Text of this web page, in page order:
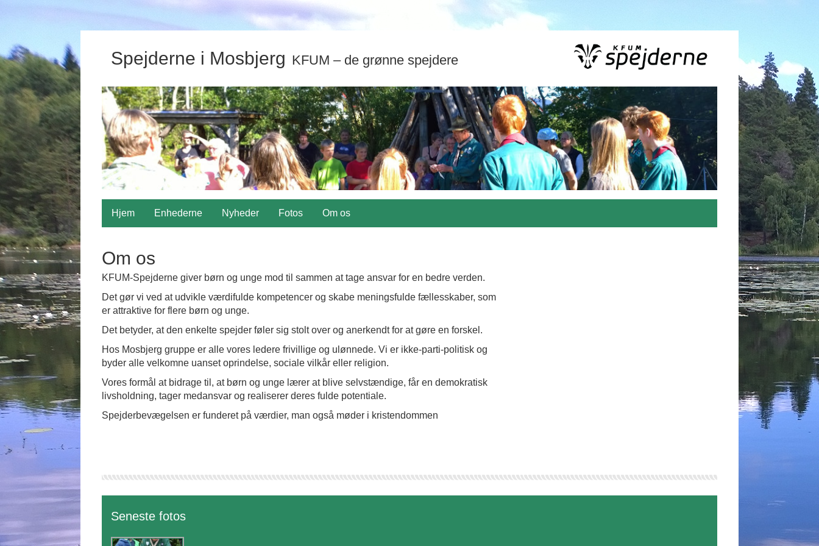
Spejderne i Mosbjerg KFUM – de grønne spejdere
Hjem Enhederne Nyheder Fotos Om os
Om os
KFUM-Spejderne giver børn og unge mod til sammen at tage ansvar for en bedre verden.
Det gør vi ved at udvikle værdifulde kompetencer og skabe meningsfulde fællesskaber, som
er attraktive for flere børn og unge.
Det betyder, at den enkelte spejder føler sig stolt over og anerkendt for at gøre en forskel.
Hos Mosbjerg gruppe er alle vores ledere frivillige og ulønnede. Vi er ikke-parti-politisk og
byder alle velkomne uanset oprindelse, sociale vilkår eller religion.
Vores formål at bidrage til, at børn og unge lærer at blive selvstændige, får en demokratisk
livsholdning, tager medansvar og realiserer deres fulde potentiale.
Spejderbevægelsen er funderet på værdier, man også møder i kristendommen
Seneste fotos